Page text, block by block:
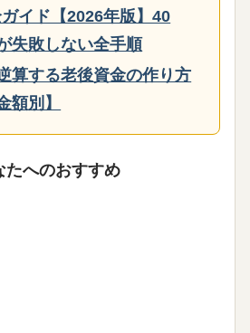
イド【2026年版】40
失敗しない全手順
算する老後資金の作り方
額別】
たへのおすすめ